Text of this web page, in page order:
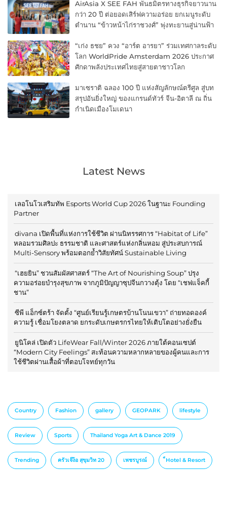
AirAsia X SEE FAH พันธมิตรทางธุรกิจยาวนาน
กว่า 20 ปี ต่อยอดเสิร์ฟความอร่อย ยกเมนูระดับ
ตำนาน “ข้าวหน้าไก่ราชวงศ์” พุ่งทะยานสู่น่านฟ้า
“เก่ง ธชย” ควง “อาร์ต อารยา” ร่วมเทศกาลระดับ
โลก WorldPride Amsterdam 2026 ประกาศ
ศักดาพลังประเทศไทยสู่สายตาชาวโลก
มาเซราติ ฉลอง 100 ปี แห่งสัญลักษณ์ตรีศูล สู่บท
สรุปอันยิ่งใหญ่ ของแกรนด์ทัวร์ จีน-อิตาลี ณ ถิ่น
กำเนิดเมืองโมเดนา
Latest News
เลอโนโวเสริมทัพ Esports World Cup 2026 ในฐานะ Founding
Partner
divana เปิดพื้นที่แห่งการใช้ชีวิต ผ่านนิทรรศการ “Habitat of Life”
หลอมรวมศิลปะ ธรรมชาติ และศาสตร์แห่งกลิ่นหอม สู่ประสบการณ์
Multi-Sensory พร้อมตอกย้ำวิสัยทัศน์ Sustainable Living
“เฮยยิน” ชวนสัมผัสศาสตร์ “The Art of Nourishing Soup” ปรุง
ความอร่อยบำรุงสุขภาพ จากภูมิปัญญาซุปจีนกวางตุ้ง โดย “เชฟแจ็คกี้
ชาน”
ซีพี แอ็กซ์ตร้า จัดตั้ง “ศูนย์เรียนรู้เกษตรบ้านโนนเขวา” ถ่ายทอดองค์
ความรู้ เชื่อมโยงตลาด ยกระดับเกษตรกรไทยให้เติบโตอย่างยั่งยืน
ยูนิโคล่ เปิดตัว LifeWear Fall/Winter 2026 ภายใต้คอนเซปต์
“Modern City Feelings” สะท้อนความหลากหลายของผู้คนและการ
ใช้ชีวิตผ่านเสื้อผ้าที่ตอบโจทย์ทุกวัน
Country Fashion gallery GEOPARK lifestyle
Review Sports Thailand Yoga Art & Dance 2019
Trending ครัวเจ๊ง้อ สุขุมวิท 20 เพชรบูรณ์ ็Hotel & Resort